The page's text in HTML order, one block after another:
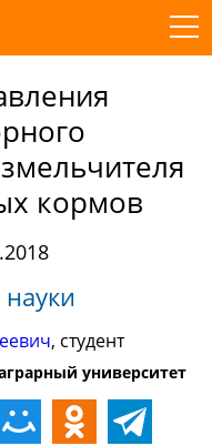
кормов
, студент
университет